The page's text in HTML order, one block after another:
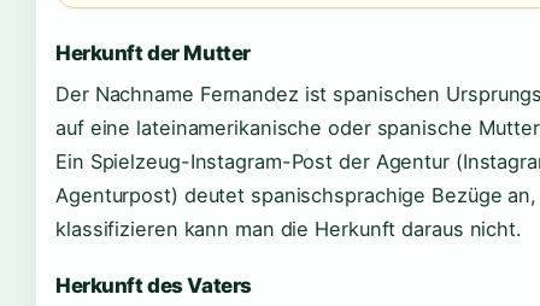
Herkunft der Mutter
Der Nachname Fernandez ist spanischen
auf eine lateinamerikanische oder spanische
Ein Spielzeug-Instagram-Post der Agentur
Agenturpost) deutet spanischsprachige Bezüge
klassifizieren kann man die Herkunft daraus nicht.
Herkunft des Vaters